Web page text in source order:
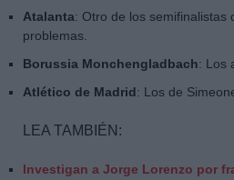
Atalanta: Otro de los semifinalistas
problemas.
Borussia Monchengladbach: Los
Atlético de Madrid: Los de
LEA TAMBIÉN:
Investigan a Jorge Lorenzo por